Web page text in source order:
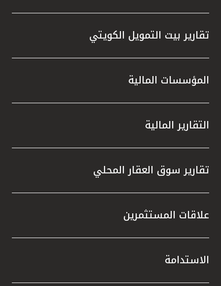
تقارير بيت التمويل الكويتي
المؤسسات المالية
التقارير المالية
تقارير سوق العقار المحلي
علاقات المستثمرين
الاستدامة